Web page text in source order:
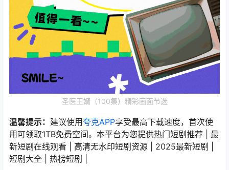
圣医王婿（100集）精彩画面节选
温馨提示： 建议使用夸克APP享受最高下载速度，首次使
用可领取1TB免费空间。本平台为您提供热门短剧推荐 | 最
新短剧在线观看 | 高清无水印短剧资源 | 2025最新短剧 |
短剧大全 | 热榜短剧 |